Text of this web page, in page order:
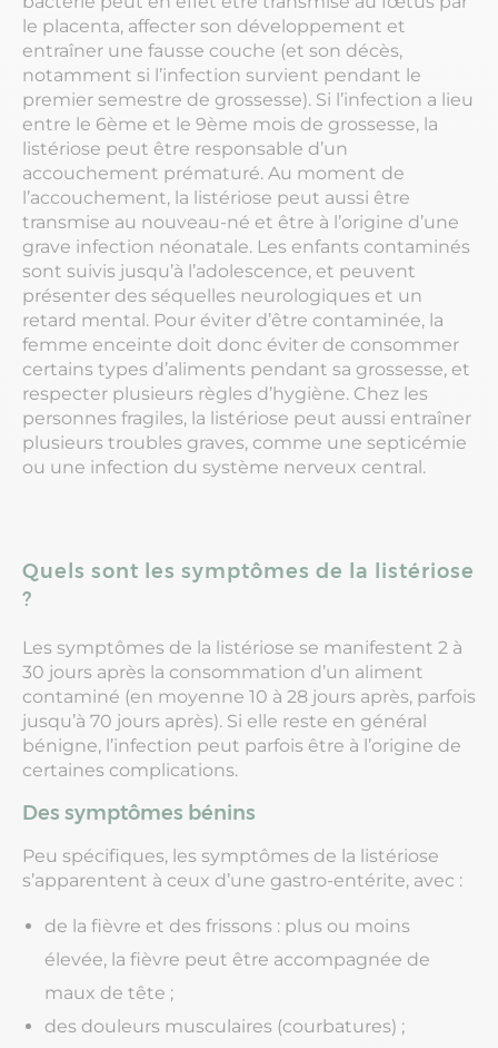
le placenta, affecter son développement et
entraîner une fausse couche (et son décès,
notamment si l’infection survient pendant le
premier semestre de grossesse). Si l’infection a lieu
entre le 6ème et le 9ème mois de grossesse, la
listériose peut être responsable d’un
accouchement prématuré. Au moment de
l’accouchement, la listériose peut aussi être
transmise au nouveau-né et être à l’origine d’une
grave infection néonatale. Les enfants contaminés
sont suivis jusqu’à l’adolescence, et peuvent
présenter des séquelles neurologiques et un
retard mental. Pour éviter d’être contaminée, la
femme enceinte doit donc éviter de consommer
certains types d’aliments pendant sa grossesse, et
respecter plusieurs règles d’hygiène. Chez les
personnes fragiles, la listériose peut aussi entraîner
plusieurs troubles graves, comme une septicémie
ou une infection du système nerveux central.
Quels sont les symptômes de la listériose
?
Les symptômes de la listériose se manifestent 2 à
30 jours après la consommation d’un aliment
contaminé (en moyenne 10 à 28 jours après, parfois
jusqu’à 70 jours après). Si elle reste en général
bénigne, l’infection peut parfois être à l’origine de
certaines complications.
Des symptômes bénins
Peu spécifiques, les symptômes de la listériose
s’apparentent à ceux d’une gastro-entérite, avec :
de la fièvre et des frissons : plus ou moins
élevée, la fièvre peut être accompagnée de
maux de tête ;
des douleurs musculaires (courbatures) ;